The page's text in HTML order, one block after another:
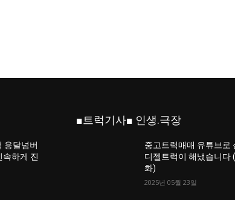
용달넘버
속하게 진
■트럭기사■ 인생.극장
중고트럭매매 유튜브로
디젤트럭이 해냈습니다
화)
2025년 05월 23일